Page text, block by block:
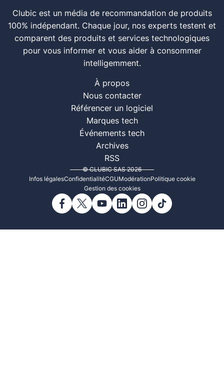
Clubic est un média de recommandation de produits
100% indépendant. Chaque jour, nos experts testent et
comparent des produits et services technologiques
pour vous informer et vous aider à consommer
intelligemment.
À propos
Nous contacter
Référencer un logiciel
Marques tech
Événements tech
Archives
RSS
© CLUBIC SAS 2026
Infos légalesConfidentialitéCGUModérationPolitique cookie
Gestion des cookies